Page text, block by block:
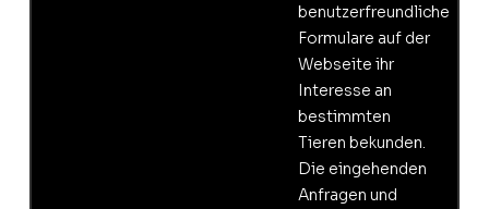
benutzerfreundliche
Formulare auf der
Webseite ihr
Interesse an
bestimmten
Tieren bekunden.
Die eingehenden
Anfragen und